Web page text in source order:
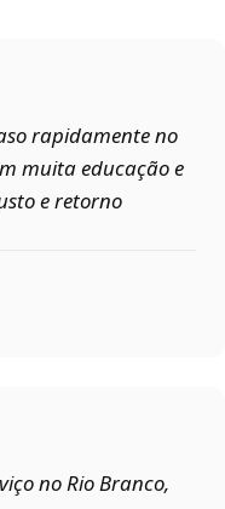
rapidamente no
muita educação e
e retorno
no Rio Branco,